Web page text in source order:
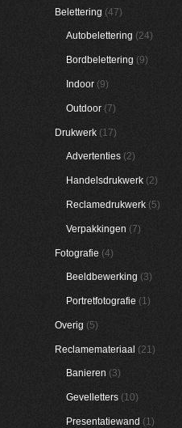
Belettering (47)
Autobelettering (24)
Bordbelettering (9)
Indoor (9)
Outdoor (7)
Drukwerk (17)
Advertenties (2)
Handelsdrukwerk (2)
Reclamedrukwerk (5)
Verpakkingen (7)
Fotografie (4)
Beeldbewerking (3)
Portretfotografie (1)
Overig (5)
Reclamemateriaal (21)
Banieren (3)
Gevelletters (10)
Presentatiewand (1)